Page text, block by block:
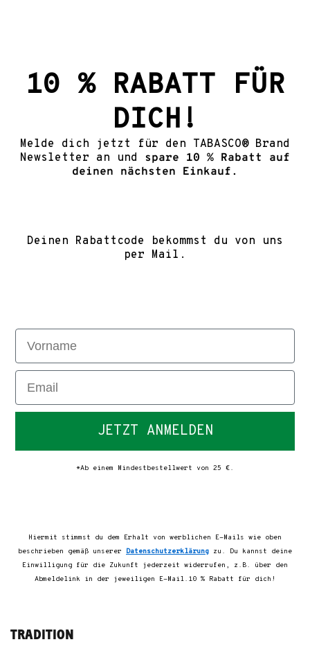
10 % RABATT FÜR
DICH!
Melde dich jetzt für den TABASCO® Brand
Newsletter an und spare 10 % Rabatt auf
deinen nächsten Einkauf.
Deinen Rabattcode bekommst du von uns
per Mail.
Vorname
Email
JETZT ANMELDEN
*Ab einem Mindestbestellwert von 25 €.
Hiermit stimmst du dem Erhalt von werblichen E-Mails wie oben
beschrieben gemäß unserer Datenschutzerklärung zu. Du kannst deine
Einwilligung für die Zukunft jederzeit widerrufen, z.B. über den
Abmeldelink in der jeweiligen E-Mail.10 % Rabatt für dich!
TRADITION